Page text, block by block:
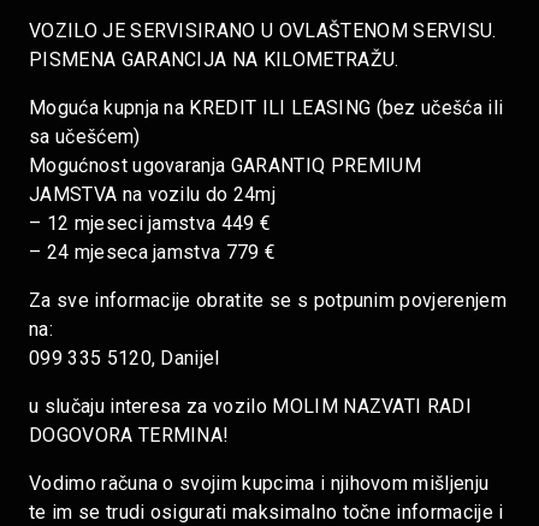
VOZILO JE SERVISIRANO U OVLAŠTENOM SERVISU.
PISMENA GARANCIJA NA KILOMETRAŽU.
Moguća kupnja na KREDIT ILI LEASING (bez učešća ili
sa učešćem)
Mogućnost ugovaranja GARANTIQ PREMIUM
JAMSTVA na vozilu do 24mj
– 12 mjeseci jamstva 449 €
– 24 mjeseca jamstva 779 €
Za sve informacije obratite se s potpunim povjerenjem
na:
099 335 5120, Danijel
u slučaju interesa za vozilo MOLIM NAZVATI RADI
DOGOVORA TERMINA!
Vodimo računa o svojim kupcima i njihovom mišljenju
te im se trudi osigurati maksimalno točne informacije i